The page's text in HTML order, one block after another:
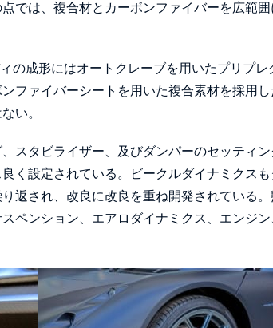
では、複合材とカーボンファイバーを広範
の成形にはオートクレーブを用いたプリプ
ファイバーシートを用いた複合素材を採用
い。
スタビライザー、及びダンパーのセッティ
く設定されている。ビークルダイナミクス
返され、改良に改良を重ね開発されている
ペンション、エアロダイナミクス、エンジ